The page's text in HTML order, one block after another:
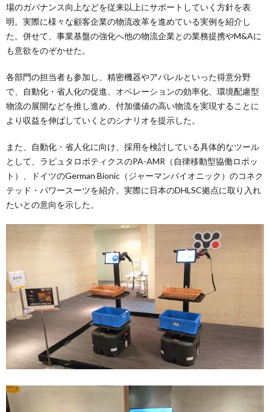
場のガバナンス向上などを従来以上にサポートしていく方針を表
明。実際に様々な顧客企業の物流改革を進めている実例を紹介し
た。併せて、事業基盤の強化へ他の物流企業との業務提携やM&Aに
も意欲をのぞかせた。
各部門の担当者も参加し、精密機器やアパレルといった得意分野
で、自動化・省人化の促進、オペレーションの効率化、環境配慮型
物流の展開などを推し進め、付加価値の高い物流を実現することに
より収益を伸ばしていくとのシナリオを提示した。
また、自動化・省人化に向け、採用を検討している具体的なツール
として、ラピュタロボティクスのPA-AMR（自律移動型協働ロボッ
ト）、ドイツのGerman Bionic（ジャーマンバイオニック）のコネク
テッド・パワースーツを紹介。実際に日本のDHLSC拠点に取り入れ
たいとの意向を示した。